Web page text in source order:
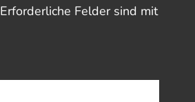
Erforderliche Felder sind mit